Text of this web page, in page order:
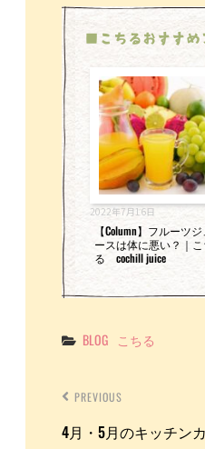
o
o
k
■こちるおすすめ
2022年7月16日
【Column】フルーツ
ースは体に悪い？｜
る cochill juice
Categories
BLOG こちる
PREVIOUS
4月・5月のキッチン